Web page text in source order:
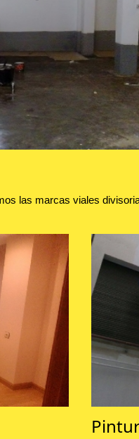
las marcas viales